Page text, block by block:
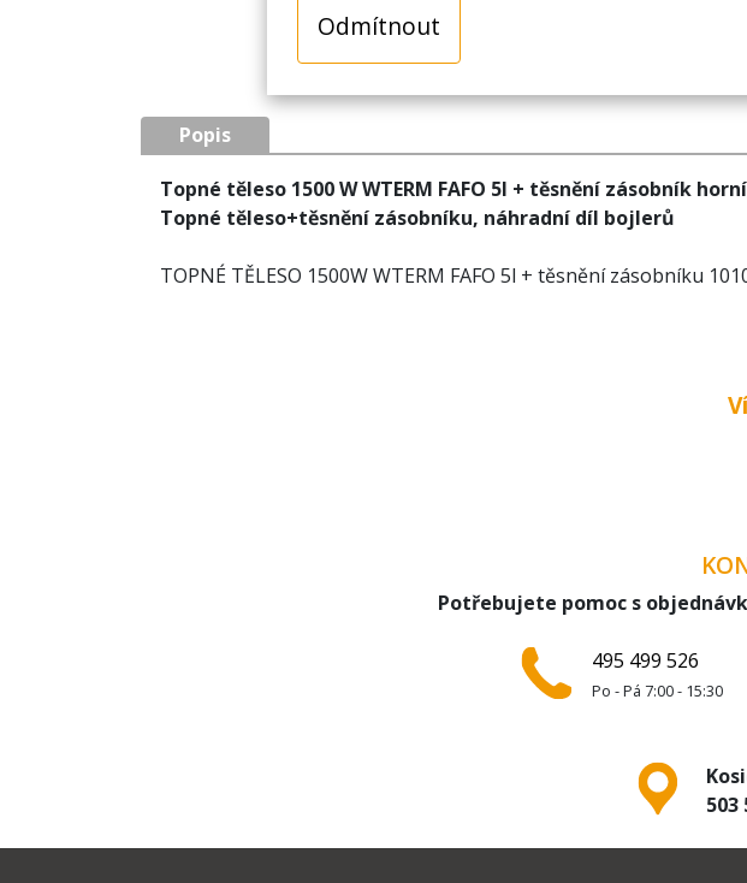
Odmítnout
Popis
Topné těleso 1500 W WTERM FAFO 5l + těsnění zásobník
Topné těleso+těsnění zásobníku, náhradní díl bojlerů
TOPNÉ TĚLESO 1500W WTERM FAFO 5l + těsnění zásobníku
Potřebujete pomoc s
495 499 526
Po - Pá 7:00 - 15:30
503